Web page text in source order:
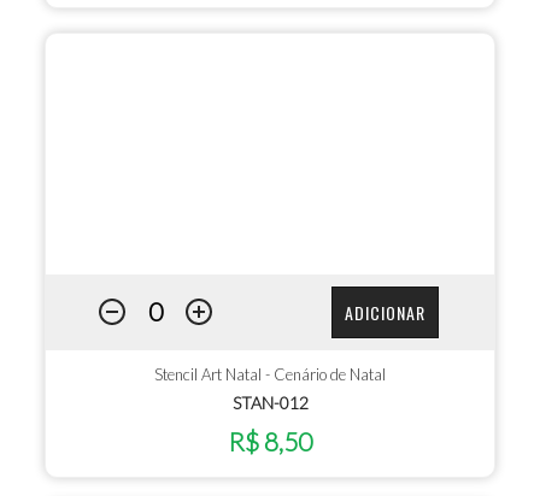
ADICIONAR
Stencil Art Natal - Cenário de Natal
STAN-012
R$ 8,50